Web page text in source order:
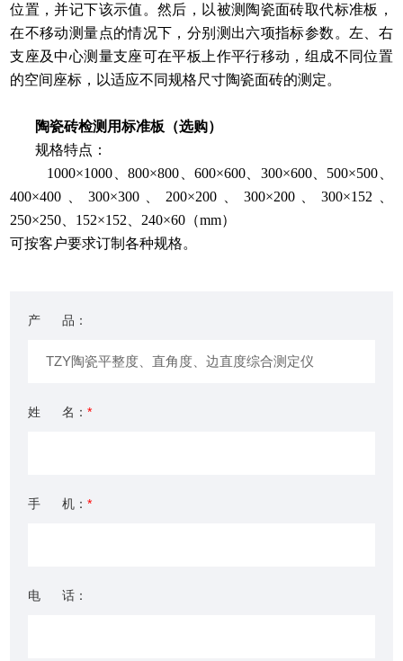
位置，并记下该示值。然后，以被测陶瓷面砖取代标准板，
在不移动测量点的情况下，分别测出六项指标参数。左、右
支座及中心测量支座可在平板上作平行移动，组成不同位置
的空间座标，以适应不同规格尺寸陶瓷面砖的测定。
陶瓷砖检测用标准板（选购）
规格特点：
1000×1000、800×800、600×600、300×600、500×500、
400×400、300×300、200×200、300×200、300×152、
250×250、152×152、240×60（mm）
可按客户要求订制各种规格。
产 品：
姓 名：*
手 机：*
电 话：